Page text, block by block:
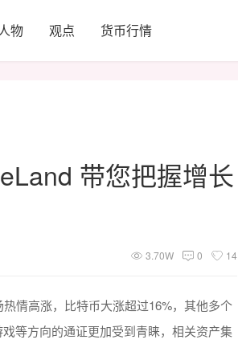
物 观点 货币行情
带您把握增长
3.70W 0 14
情高涨，比特币大涨超过16%，其他多个
等方向的通证更加受到青睐，相关资产集